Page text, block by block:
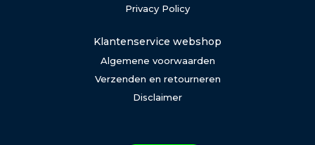
Privacy Policy
Klantenservice webshop
Algemene voorwaarden
Verzenden en retourneren
Disclaimer